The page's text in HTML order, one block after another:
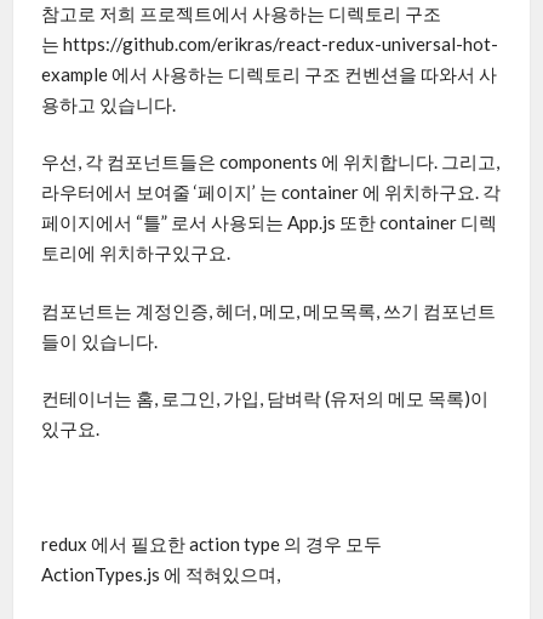
참고로 저희 프로젝트에서 사용하는 디렉토리 구조
는 https://github.com/erikras/react-redux-universal-hot-
example 에서 사용하는 디렉토리 구조 컨벤션을 따와서 사
용하고 있습니다.
우선, 각 컴포넌트들은 components 에 위치합니다. 그리고,
라우터에서 보여줄 ‘페이지’ 는 container 에 위치하구요. 각
페이지에서 “틀” 로서 사용되는 App.js 또한 container 디렉
토리에 위치하구있구요.
컴포넌트는 계정인증, 헤더, 메모, 메모목록, 쓰기 컴포넌트
들이 있습니다.
컨테이너는 홈, 로그인, 가입, 담벼락 (유저의 메모 목록)이
있구요.
redux 에서 필요한 action type 의 경우 모두
ActionTypes.js 에 적혀있으며,